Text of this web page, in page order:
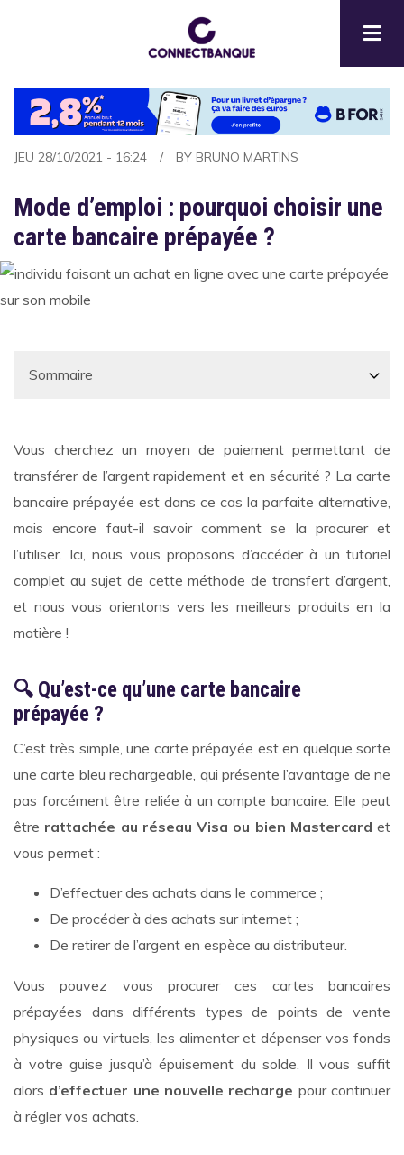
principal
JEU 28/10/2021 - 16:24 BY BRUNO MARTINS
Mode d’emploi : pourquoi choisir une
carte bancaire prépayée ?
Vous cherchez un moyen de paiement permettant de
transférer de l’argent rapidement et en sécurité ? La carte
bancaire prépayée est dans ce cas la parfaite alternative,
mais encore faut-il savoir comment se la procurer et
l’utiliser. Ici, nous vous proposons d’accéder à un tutoriel
complet au sujet de cette méthode de transfert d’argent,
et nous vous orientons vers les meilleurs produits en la
matière !
🔍 Qu’est-ce qu’une carte bancaire
prépayée ?
C’est très simple, une carte prépayée est en quelque sorte
une carte bleu rechargeable, qui présente l’avantage de ne
pas forcément être reliée à un compte bancaire. Elle peut
être rattachée au réseau Visa ou bien Mastercard et
vous permet :
D’effectuer des achats dans le commerce ;
De procéder à des achats sur internet ;
De retirer de l’argent en espèce au distributeur.
Vous pouvez vous procurer ces cartes bancaires
prépayées dans différents types de points de vente
physiques ou virtuels, les alimenter et dépenser vos fonds
à votre guise jusqu’à épuisement du solde. Il vous suffit
alors d’effectuer une nouvelle recharge pour continuer
à régler vos achats.